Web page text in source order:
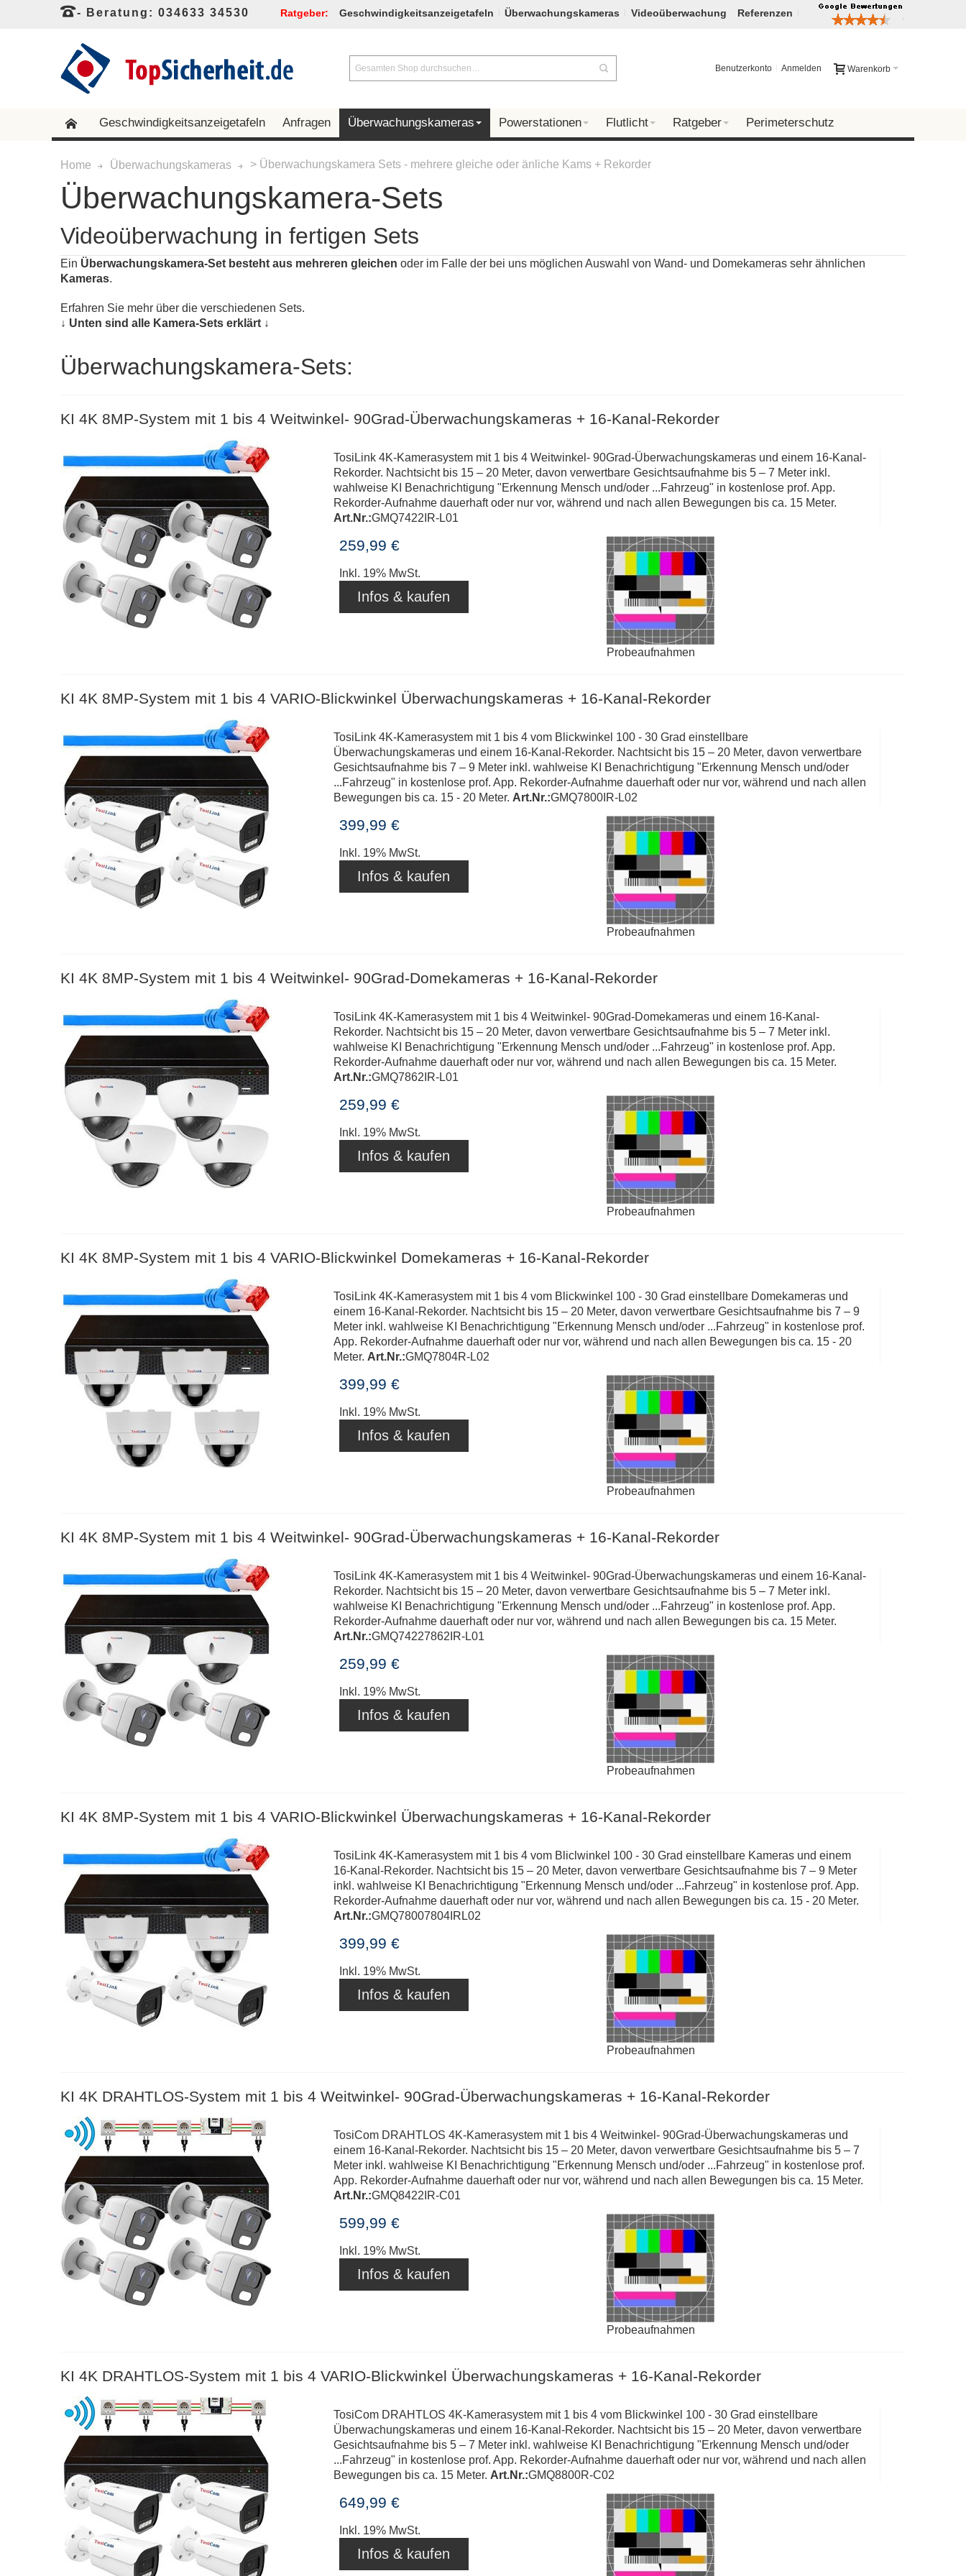
- Beratung: 034633 34530 Ratgeber: Geschwindigkeitsanzeigetafeln Überwachungskameras Videoüberwachung Referenzen
Warenkorb
Benutzerkonto Anmelden
Geschwindigkeitsanzeigetafeln Anfragen Überwachungskameras Powerstationen Flutlicht Ratgeber Perimeterschutz
Home Überwachungskameras > Überwachungskamera Sets - mehrere gleiche oder änliche Kams + Rekorder
Überwachungskamera-Sets
Videoüberwachung in fertigen Sets
Ein Überwachungskamera-Set besteht aus mehreren gleichen oder im Falle der bei uns möglichen Auswahl von Wand- und Domekameras sehr ähnlichen
Kameras.
Erfahren Sie mehr über die verschiedenen Sets.
↓ Unten sind alle Kamera-Sets erklärt ↓
Überwachungskamera-Sets:
KI 4K 8MP-System mit 1 bis 4 Weitwinkel- 90Grad-Überwachungskameras + 16-Kanal-Rekorder
TosiLink 4K-Kamerasystem mit 1 bis 4 Weitwinkel- 90Grad-Überwachungskameras und einem 16-Kanal-
Rekorder. Nachtsicht bis 15 – 20 Meter, davon verwertbare Gesichtsaufnahme bis 5 – 7 Meter inkl.
wahlweise KI Benachrichtigung "Erkennung Mensch und/oder ...Fahrzeug" in kostenlose prof. App.
Rekorder-Aufnahme dauerhaft oder nur vor, während und nach allen Bewegungen bis ca. 15 Meter.
Art.Nr.:GMQ7422IR-L01
259,99 €
Inkl. 19% MwSt.
Infos & kaufen
Probeaufnahmen
KI 4K 8MP-System mit 1 bis 4 VARIO-Blickwinkel Überwachungskameras + 16-Kanal-Rekorder
TosiLink 4K-Kamerasystem mit 1 bis 4 vom Blickwinkel 100 - 30 Grad einstellbare
Überwachungskameras und einem 16-Kanal-Rekorder. Nachtsicht bis 15 – 20 Meter, davon verwertbare
Gesichtsaufnahme bis 7 – 9 Meter inkl. wahlweise KI Benachrichtigung "Erkennung Mensch und/oder
...Fahrzeug" in kostenlose prof. App. Rekorder-Aufnahme dauerhaft oder nur vor, während und nach allen
Bewegungen bis ca. 15 - 20 Meter. Art.Nr.:GMQ7800IR-L02
399,99 €
Inkl. 19% MwSt.
Infos & kaufen
Probeaufnahmen
KI 4K 8MP-System mit 1 bis 4 Weitwinkel- 90Grad-Domekameras + 16-Kanal-Rekorder
TosiLink 4K-Kamerasystem mit 1 bis 4 Weitwinkel- 90Grad-Domekameras und einem 16-Kanal-
Rekorder. Nachtsicht bis 15 – 20 Meter, davon verwertbare Gesichtsaufnahme bis 5 – 7 Meter inkl.
wahlweise KI Benachrichtigung "Erkennung Mensch und/oder ...Fahrzeug" in kostenlose prof. App.
Rekorder-Aufnahme dauerhaft oder nur vor, während und nach allen Bewegungen bis ca. 15 Meter.
Art.Nr.:GMQ7862IR-L01
259,99 €
Inkl. 19% MwSt.
Infos & kaufen
Probeaufnahmen
KI 4K 8MP-System mit 1 bis 4 VARIO-Blickwinkel Domekameras + 16-Kanal-Rekorder
TosiLink 4K-Kamerasystem mit 1 bis 4 vom Blickwinkel 100 - 30 Grad einstellbare Domekameras und
einem 16-Kanal-Rekorder. Nachtsicht bis 15 – 20 Meter, davon verwertbare Gesichtsaufnahme bis 7 – 9
Meter inkl. wahlweise KI Benachrichtigung "Erkennung Mensch und/oder ...Fahrzeug" in kostenlose prof.
App. Rekorder-Aufnahme dauerhaft oder nur vor, während und nach allen Bewegungen bis ca. 15 - 20
Meter. Art.Nr.:GMQ7804R-L02
399,99 €
Inkl. 19% MwSt.
Infos & kaufen
Probeaufnahmen
KI 4K 8MP-System mit 1 bis 4 Weitwinkel- 90Grad-Überwachungskameras + 16-Kanal-Rekorder
TosiLink 4K-Kamerasystem mit 1 bis 4 Weitwinkel- 90Grad-Überwachungskameras und einem 16-Kanal-
Rekorder. Nachtsicht bis 15 – 20 Meter, davon verwertbare Gesichtsaufnahme bis 5 – 7 Meter inkl.
wahlweise KI Benachrichtigung "Erkennung Mensch und/oder ...Fahrzeug" in kostenlose prof. App.
Rekorder-Aufnahme dauerhaft oder nur vor, während und nach allen Bewegungen bis ca. 15 Meter.
Art.Nr.:GMQ74227862IR-L01
259,99 €
Inkl. 19% MwSt.
Infos & kaufen
Probeaufnahmen
KI 4K 8MP-System mit 1 bis 4 VARIO-Blickwinkel Überwachungskameras + 16-Kanal-Rekorder
TosiLink 4K-Kamerasystem mit 1 bis 4 vom Bliclwinkel 100 - 30 Grad einstellbare Kameras und einem
16-Kanal-Rekorder. Nachtsicht bis 15 – 20 Meter, davon verwertbare Gesichtsaufnahme bis 7 – 9 Meter
inkl. wahlweise KI Benachrichtigung "Erkennung Mensch und/oder ...Fahrzeug" in kostenlose prof. App.
Rekorder-Aufnahme dauerhaft oder nur vor, während und nach allen Bewegungen bis ca. 15 - 20 Meter.
Art.Nr.:GMQ78007804IRL02
399,99 €
Inkl. 19% MwSt.
Infos & kaufen
Probeaufnahmen
KI 4K DRAHTLOS-System mit 1 bis 4 Weitwinkel- 90Grad-Überwachungskameras + 16-Kanal-Rekorder
TosiCom DRAHTLOS 4K-Kamerasystem mit 1 bis 4 Weitwinkel- 90Grad-Überwachungskameras und
einem 16-Kanal-Rekorder. Nachtsicht bis 15 – 20 Meter, davon verwertbare Gesichtsaufnahme bis 5 – 7
Meter inkl. wahlweise KI Benachrichtigung "Erkennung Mensch und/oder ...Fahrzeug" in kostenlose prof.
App. Rekorder-Aufnahme dauerhaft oder nur vor, während und nach allen Bewegungen bis ca. 15 Meter.
Art.Nr.:GMQ8422IR-C01
599,99 €
Inkl. 19% MwSt.
Infos & kaufen
Probeaufnahmen
KI 4K DRAHTLOS-System mit 1 bis 4 VARIO-Blickwinkel Überwachungskameras + 16-Kanal-Rekorder
TosiCom DRAHTLOS 4K-Kamerasystem mit 1 bis 4 vom Blickwinkel 100 - 30 Grad einstellbare
Überwachungskameras und einem 16-Kanal-Rekorder. Nachtsicht bis 15 – 20 Meter, davon verwertbare
Gesichtsaufnahme bis 5 – 7 Meter inkl. wahlweise KI Benachrichtigung "Erkennung Mensch und/oder
...Fahrzeug" in kostenlose prof. App. Rekorder-Aufnahme dauerhaft oder nur vor, während und nach allen
Bewegungen bis ca. 15 Meter. Art.Nr.:GMQ8800R-C02
649,99 €
Inkl. 19% MwSt.
Infos & kaufen